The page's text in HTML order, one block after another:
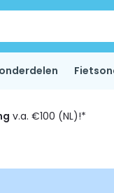
v.a. €100 (NL)!*